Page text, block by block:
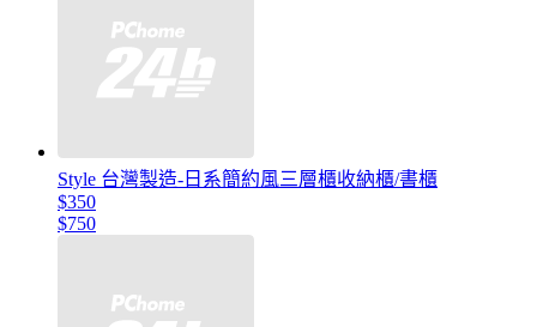
Style 台灣製造-日系簡約風三層櫃收納櫃/書櫃
$350
$750